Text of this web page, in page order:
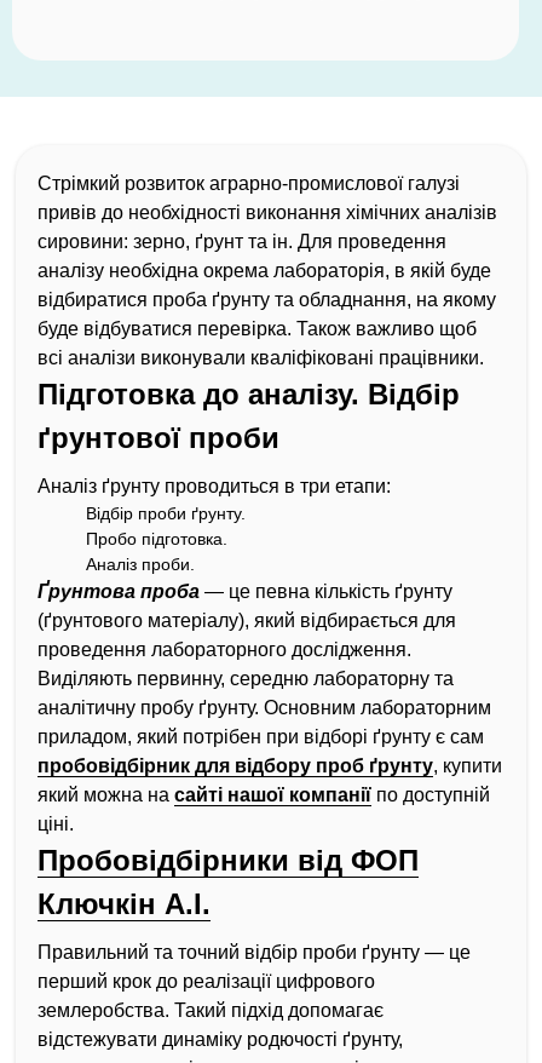
Стрімкий розвиток аграрно-промислової галузі
привів до необхідності виконання хімічних аналізів
сировини: зерно, ґрунт та ін. Для проведення
аналізу необхідна окрема лабораторія, в якій буде
відбиратися проба ґрунту та обладнання, на якому
буде відбуватися перевірка. Також важливо щоб
всі аналізи виконували кваліфіковані працівники.
Підготовка до аналізу. Відбір
ґрунтової проби
Аналіз ґрунту проводиться в три етапи:
Відбір проби ґрунту.
Пробо підготовка.
Аналіз проби.
Ґрунтова проба — це певна кількість ґрунту
(ґрунтового матеріалу), який відбирається для
проведення лабораторного дослідження.
Виділяють первинну, середню лабораторну та
аналітичну пробу ґрунту. Основним лабораторним
приладом, який потрібен при відборі ґрунту є сам
пробовідбірник для відбору проб ґрунту, купити
який можна на сайті нашої компанії по доступній
ціні.
Пробовідбірники від ФОП
Ключкін А.І.
Правильний та точний відбір проби ґрунту — це
перший крок до реалізації цифрового
землеробства. Такий підхід допомагає
відстежувати динаміку родючості ґрунту,